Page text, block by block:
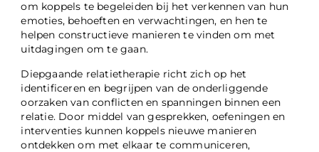
om koppels te begeleiden bij het verkennen van hun
emoties, behoeften en verwachtingen, en hen te
helpen constructieve manieren te vinden om met
uitdagingen om te gaan.
Diepgaande relatietherapie richt zich op het
identificeren en begrijpen van de onderliggende
oorzaken van conflicten en spanningen binnen een
relatie. Door middel van gesprekken, oefeningen en
interventies kunnen koppels nieuwe manieren
ontdekken om met elkaar te communiceren,